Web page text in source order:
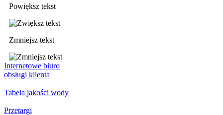
Powiększ tekst
Zmniejsz tekst
Internetowe biuro
obsługi klienta
Tabela jakości wody
Przetargi